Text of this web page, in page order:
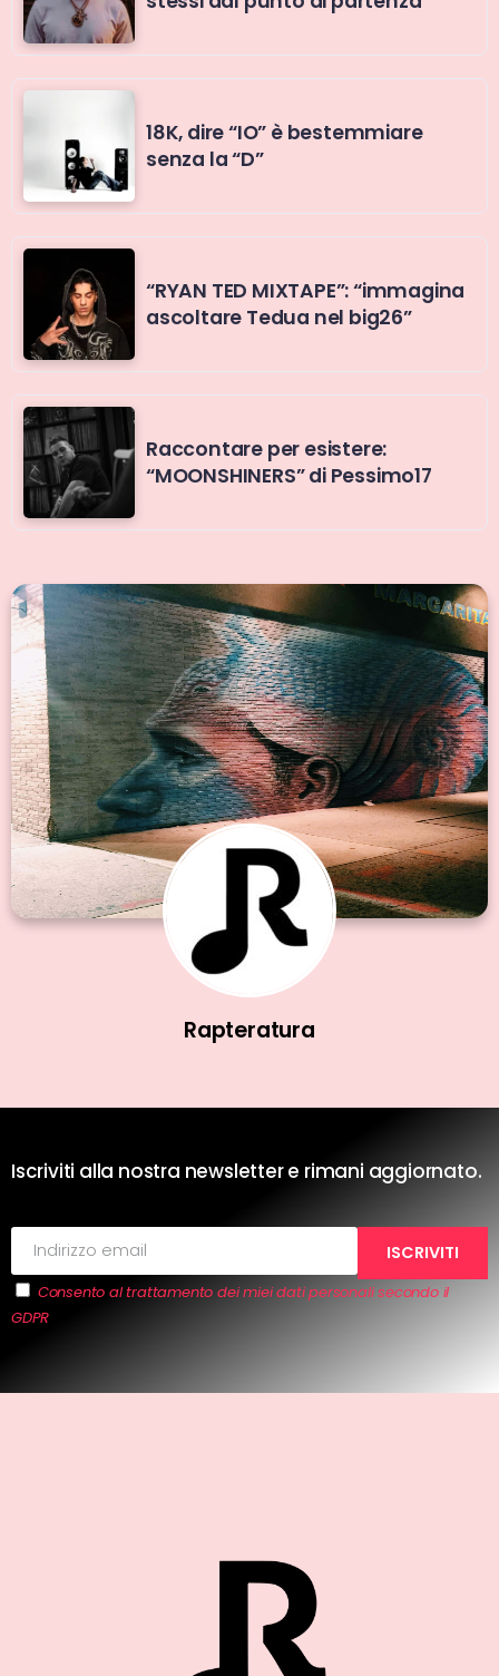
18K, dire “IO” è bestemmiare
senza la “D”
“RYAN TED MIXTAPE”: “immagina
ascoltare Tedua nel big26”
Raccontare per esistere:
“MOONSHINERS” di Pessimo17
Rapteratura
Iscriviti alla nostra newsletter e rimani aggiornato.
Consento al trattamento dei miei dati personali secondo il
GDPR